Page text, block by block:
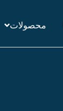
محصولات